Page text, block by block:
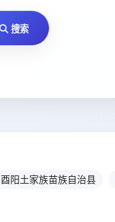
搜索
酉阳土家族苗族自治县